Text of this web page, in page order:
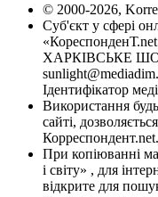
© 2000-2026,
Суб'єкт у сфері
ХАРКІВСЬКЕ
Ідентифікатор
Використання
сайті,
Корреспондент.net.
При копіюванні
і світу» , для
відкрите для